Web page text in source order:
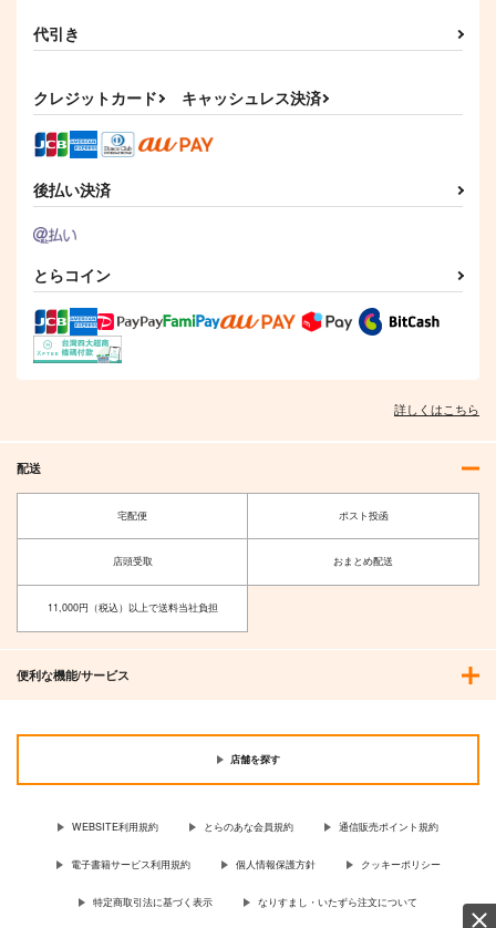
代引き
クレジットカード キャッシュレス決済
後払い決済
とらコイン
詳しくはこちら
配送
宅配便 ポスト投函
店頭受取 おまとめ配送
11,000円（税込）以上で送料当社負担
便利な機能/サービス
店舗を探す
WEBSITE利用規約 とらのあな会員規約 通信販売ポイント規約
電子書籍サービス利用規約 個人情報保護方針 クッキーポリシー
特定商取引法に基づく表示 なりすまし・いたずら注文について